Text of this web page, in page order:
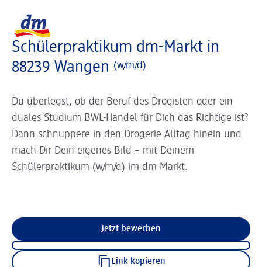
Schülerpraktikum dm-Markt in
88239 Wangen (w/m/d)
Du überlegst, ob der Beruf des Drogisten oder ein
duales Studium BWL-Handel für Dich das Richtige ist?
Dann schnuppere in den Drogerie-Alltag hinein und
mach Dir Dein eigenes Bild – mit Deinem
Schülerpraktikum (w/m/d) im dm-Markt.
Jetzt bewerben
Link kopieren